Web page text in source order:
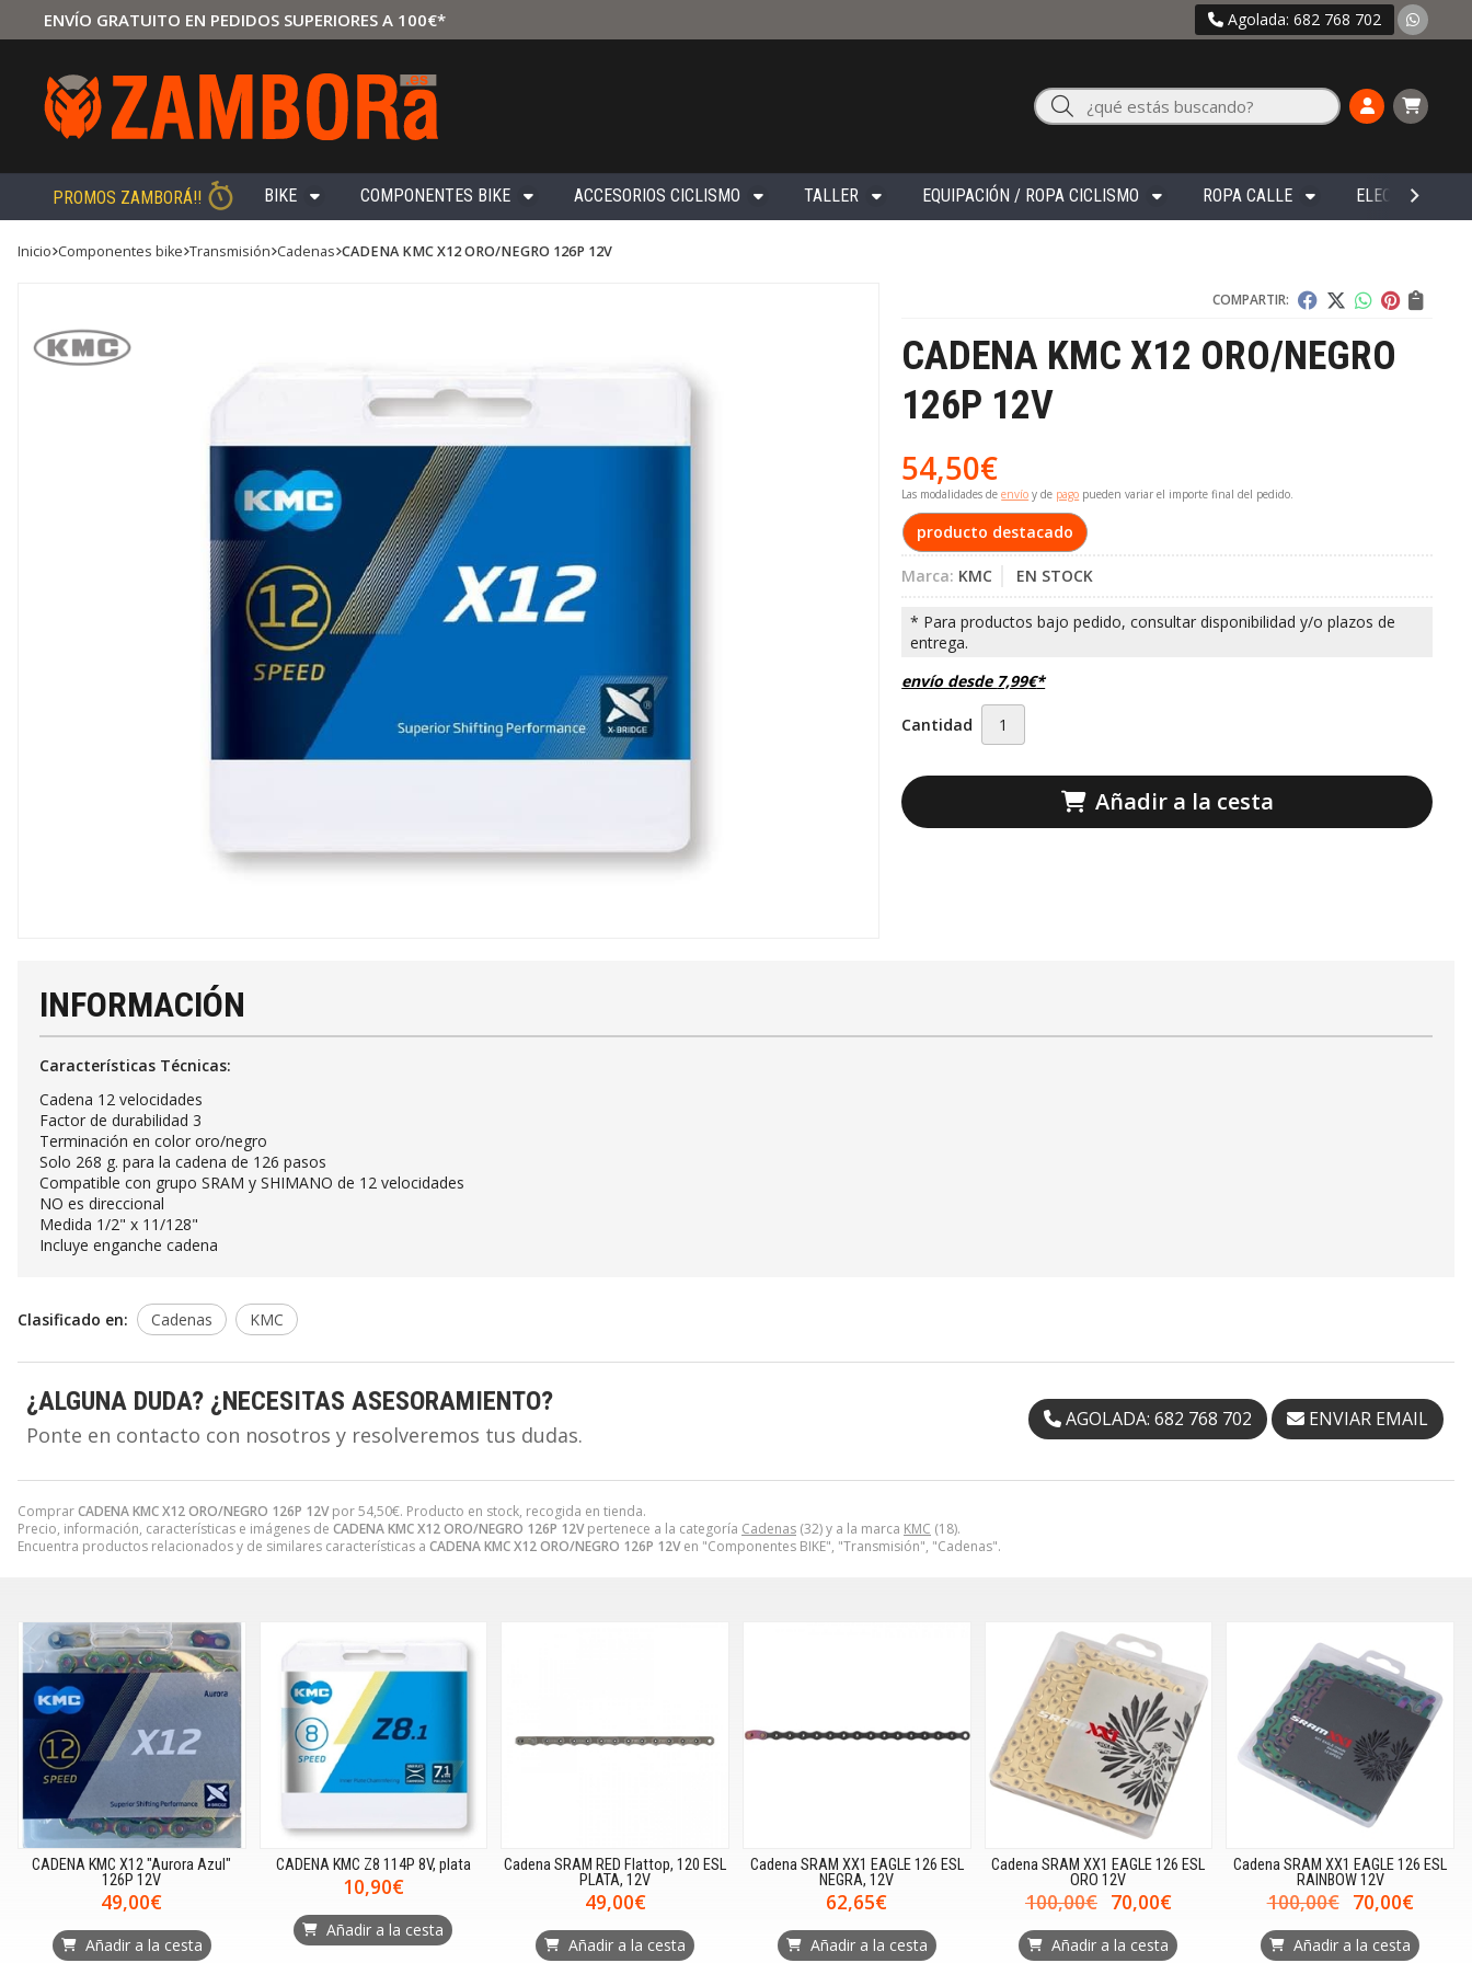
ENVÍO GRATUITO EN PEDIDOS SUPERIORES A 100€* Agolada: 682 768 702
Buscar
PROMOS ZAMBORÁ!! BIKE COMPONENTES BIKE ACCESORIOS CICLISMO TALLER EQUIPACIÓN / ROPA CICLISMO ROPA CALLE ELECTRÓNICA
Inicio componentes bike transmisión cadenas CADENA KMC X12 ORO/NEGRO 126P 12V
COMPARTIR:
CADENA KMC X12 ORO/NEGRO
126P 12V
54,50€
Las modalidades deenvío y de pago pueden variar el importe final del pedido.
producto destacado
Marca: KMC EN STOCK
envío desde 7,99€*
Cantidad
Añadir a la cesta
ComprarCADENA KMC X12 ORO/NEGRO 126P 12Vpor54,50€. Producto en stock, recogida en tienda.
Precio, información, características e imágenes de CADENA KMC X12 ORO/NEGRO 126P 12Vpertenece a la categoría Cadenas (32) y a la marca KMC (18).
Encuentra productos relacionados y de similares características a CADENA KMC X12 ORO/NEGRO 126P 12Ven "Componentes BIKE", "Transmisión", "Cadenas".
INFORMACIÓN
Características Técnicas:
Cadena 12 velocidades
Factor de durabilidad 3
Terminación en color oro/negro
Solo 268 g. para la cadena de 126 pasos
Compatible con grupo SRAM y SHIMANO de 12 velocidades
NO es direccional
Medida 1/2" x 11/128"
Incluye enganche cadena
Clasificado en: Cadenas KMC
¿ALGUNA DUDA? ¿NECESITAS ASESORAMIENTO?
Ponte en contacto con nosotros y resolveremos tus dudas.
AGOLADA: 682 768 702 ENVIAR EMAIL
CADENA KMC X12 "Aurora Azul"
126P 12V
49,00€
Añadir a la cesta
CADENA KMC Z8 114P 8V, plata
10,90€
Añadir a la cesta
Cadena SRAM RED Flattop, 120 ESL
PLATA, 12V
49,00€
Añadir a la cesta
Cadena SRAM XX1 EAGLE 126 ESL
NEGRA, 12V
62,65€
Añadir a la cesta
Cadena SRAM XX1 EAGLE 126 ESL
ORO 12V
100,00€ 70,00€
Añadir a la cesta
Cadena SRAM XX1 EAGLE 126 ESL
RAINBOW 12V
100,00€ 70,00€
Añadir a la cesta